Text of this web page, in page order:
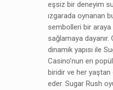
eşsiz bir deneyim
ızgarada oynanan
sembolleri bir
sağlamaya dayanır.
dinamik yapısı ile
Casino’nun en
biridir ve her
eder. Sugar Rush